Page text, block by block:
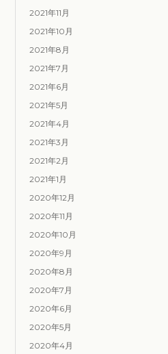
2021年11月
2021年10月
2021年8月
2021年7月
2021年6月
2021年5月
2021年4月
2021年3月
2021年2月
2021年1月
2020年12月
2020年11月
2020年10月
2020年9月
2020年8月
2020年7月
2020年6月
2020年5月
2020年4月